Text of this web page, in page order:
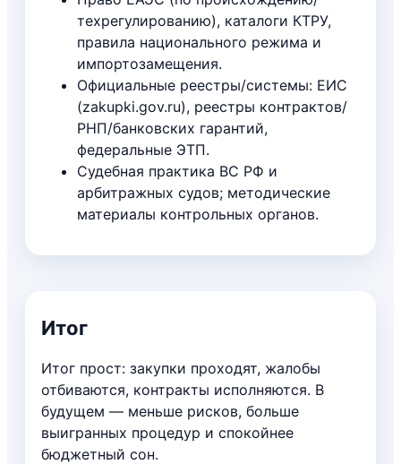
техрегулированию), каталоги КТРУ,
правила национального режима и
импортозамещения.
Официальные реестры/системы: ЕИС
(zakupki.gov.ru), реестры контрактов/
РНП/банковских гарантий,
федеральные ЭТП.
Судебная практика ВС РФ и
арбитражных судов; методические
материалы контрольных органов.
Итог
Итог прост: закупки проходят, жалобы
отбиваются, контракты исполняются. В
будущем — меньше рисков, больше
выигранных процедур и спокойнее
бюджетный сон.